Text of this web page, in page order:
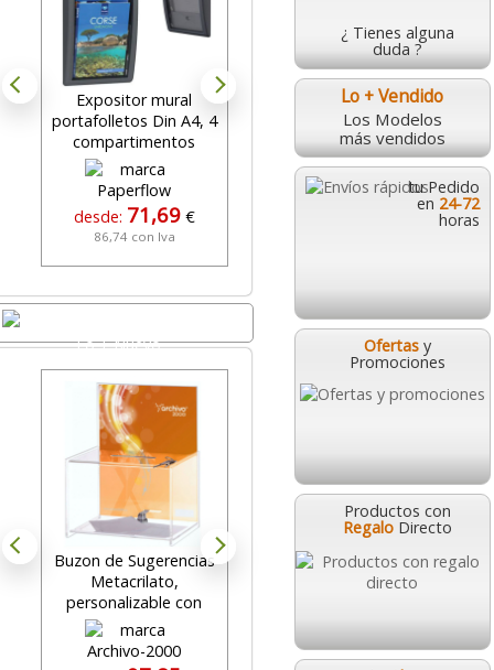
¿ Tienes alguna
duda ?
Lo + Vendido
Los Modelos
más vendidos
tu Pedido
en 24-72
horas
Ofertas y
Promociones
Productos con
Regalo Directo
Expositor mural
portafolletos Din A4, 4
compartimentos
desde: 71,69 €
86,74 con Iva
Buzón sugerencias,
urna donativos tipo
metacrilato
Lo + Nuevo
Buzon de Sugerencias
Metacrilato,
personalizable con
llaves
Display expositor
sobremesa A5, 2 caras,